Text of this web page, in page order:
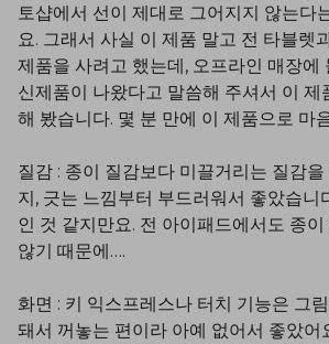
토샵에서 선이 제대로 그어지지 않는다
요. 그래서 사실 이 제품 말고 전 타블렛
제품을 사려고 했는데, 오프라인 매장에
신제품이 나왔다고 말씀해 주셔서 이 제
해 봤습니다. 몇 분 만에 이 제품으로 마
질감 : 종이 질감보다 미끌거리는 질감
지, 긋는 느낌부터 부드러워서 좋았습니
인 것 같지만요. 전 아이패드에서도 종
않기 때문에….
화면 : 키 익스프레스나 터치 기능은 그
돼서 꺼놓는 편이라 아예 없어서 좋았어